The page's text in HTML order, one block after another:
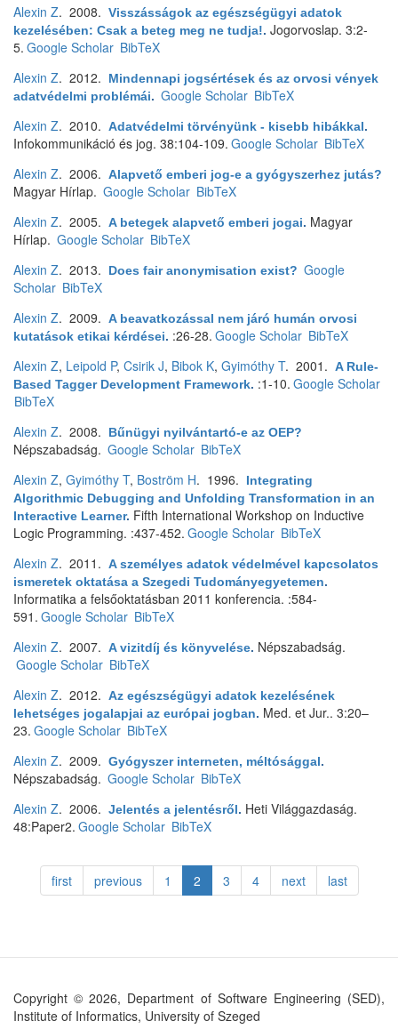
Alexin Z. 2008. Visszásságok az egészségügyi adatok
kezelésében: Csak a beteg meg ne tudja!. Jogorvoslap. 3:2-
5. Google Scholar BibTeX
Alexin Z. 2012.
Mindennapi jogsértések és az orvosi vények
adatvédelmi problémái. Google Scholar BibTeX
Alexin Z. 2010. Adatvédelmi törvényünk - kisebb hibákkal.
Infokommunikáció és jog. 38:104-109. Google Scholar BibTeX
Alexin Z. 2006. Alapvető emberi jog-e a gyógyszerhez jutás?
Magyar Hírlap. Google Scholar BibTeX
Alexin Z. 2005. A betegek alapvető emberi jogai. Magyar
Hírlap. Google Scholar BibTeX
Alexin Z. 2013. Does fair anonymisation exist? Google
Scholar BibTeX
Alexin Z. 2009. A beavatkozással nem járó humán orvosi
kutatások etikai kérdései. :26-28. Google Scholar BibTeX
Alexin Z, Leipold P, Csirik J, Bibok K, Gyimóthy T. 2001. A Rule-
Based Tagger Development Framework. :1-10. Google Scholar
BibTeX
Alexin Z. 2008. Bűnügyi nyilvántartó-e az OEP?
Népszabadság. Google Scholar BibTeX
Alexin Z, Gyimóthy T, Boström H. 1996.
Integrating
Algorithmic Debugging and Unfolding Transformation in an
Interactive Learner. Fifth International Workshop on Inductive
Logic Programming. :437-452. Google Scholar BibTeX
Alexin Z. 2011. A személyes adatok védelmével kapcsolatos
ismeretek oktatása a Szegedi Tudományegyetemen.
Informatika a felsőoktatásban 2011 konferencia. :584-
591. Google Scholar BibTeX
Alexin Z. 2007. A vizitdíj és könyvelése. Népszabadság.
Google Scholar BibTeX
Alexin Z. 2012. Az egészségügyi adatok kezelésének
lehetséges jogalapjai az európai jogban. Med. et Jur.. 3:20–
23. Google Scholar BibTeX
Alexin Z. 2009. Gyógyszer interneten, méltósággal.
Népszabadság. Google Scholar BibTeX
Alexin Z. 2006. Jelentés a jelentésről. Heti Világgazdaság.
48:Paper2. Google Scholar BibTeX
first previous 1 2 3 4 next last
Copyright © 2026, Department of Software Engineering (SED),
Institute of Informatics, University of Szeged